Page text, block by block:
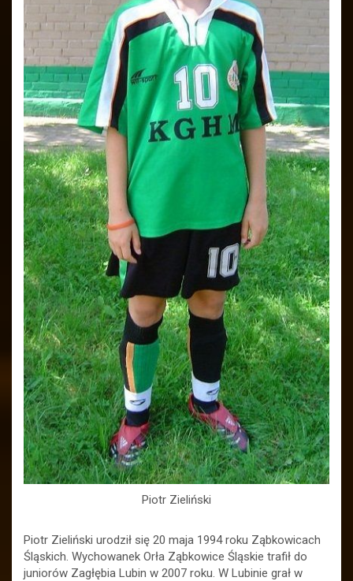
Piotr Zieliński
Piotr Zieliński urodził się 20 maja 1994 roku Ząbkowicach
Śląskich. Wychowanek Orła Ząbkowice Śląskie trafił do
juniorów Zagłębia Lubin w 2007 roku. W Lubinie grał w